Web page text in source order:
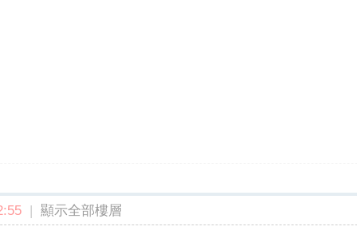
| 顯示全部樓層